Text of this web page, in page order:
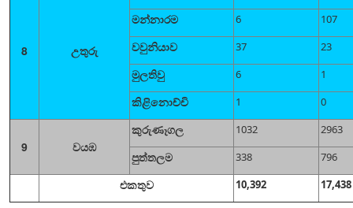
8 උතුරු
මන්නාරම 6 107
වවුනියාව 37 23
මුලතිවු 6 1
කිළිනොච්චි 1 0
9 වයඹ
කුරුණෑගල 1032 2963
පුත්තලම 338 796
එකතුව 10,392 17,438